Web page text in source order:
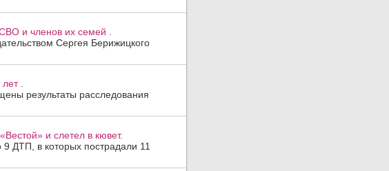
и членов их семей .
Сергея Берижицкого
.
результаты расследования
и слетел в кювет.
9 ДТП, в которых пострадали 11